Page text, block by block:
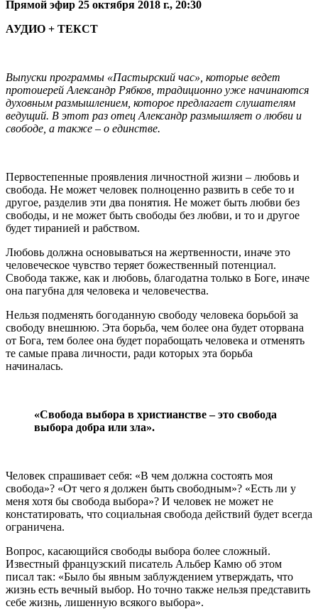
Прямой эфир 25 октября 2018 г., 20:30
АУДИО + ТЕКСТ
Выпуски программы «Пастырский час», которые ведет
протоиерей Александр Рябков, традиционно уже начинаются
духовным размышлением, которое предлагает слушателям
ведущий. В этот раз отец Александр размышляет о любви и
свободе, а также – о единстве.
Первостепенные проявления личностной жизни – любовь и
свобода. Не может человек полноценно развить в себе то и
другое, разделив эти два понятия. Не может быть любви без
свободы, и не может быть свободы без любви, и то и другое
будет тиранией и рабством.
Любовь должна основываться на жертвенности, иначе это
человеческое чувство теряет божественный потенциал.
Свобода также, как и любовь, благодатна только в Боге, иначе
она пагубна для человека и человечества.
Нельзя подменять богоданную свободу человека борьбой за
свободу внешнюю. Эта борьба, чем более она будет оторвана
от Бога, тем более она будет порабощать человека и отменять
те самые права личности, ради которых эта борьба
начиналась.
«Свобода выбора в христианстве – это свобода
выбора добра или зла».
Человек спрашивает себя: «В чем должна состоять моя
свобода»? «От чего я должен быть свободным»? «Есть ли у
меня хотя бы свобода выбора»? И человек не может не
констатировать, что социальная свобода действий будет всегда
ограничена.
Вопрос, касающийся свободы выбора более сложный.
Известный французский писатель Альбер Камю об этом
писал так: «Было бы явным заблуждением утверждать, что
жизнь есть вечный выбор. Но точно также нельзя представить
себе жизнь, лишенную всякого выбора».